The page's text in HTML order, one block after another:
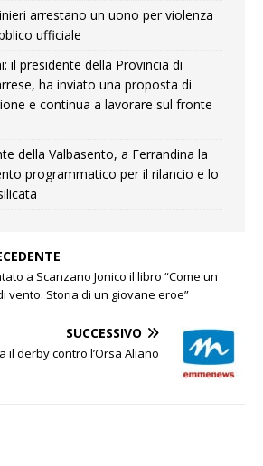
arrestano un uono per violenza
ufficiale
il presidente della Provincia di
ha inviato una proposta di
e continua a lavorare sul fronte
della Valbasento, a Ferrandina la
programmatico per il rilancio e lo
a Scanzano Jonico il libro “Come un
vento. Storia di un giovane eroe”
SUCCESSIVO
il derby contro l’Orsa Aliano